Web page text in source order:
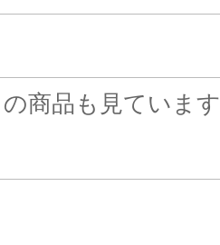
商品も見ています